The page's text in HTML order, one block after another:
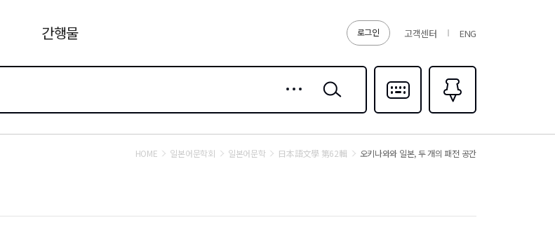
로그인 고객센터 ENG
간행물
검색
다국어입력
즐겨찾기0
HOME 일본어문학회 일본어문학 日本語文學 第62輯 오키나와와 일본, 두 개의 패전 공간